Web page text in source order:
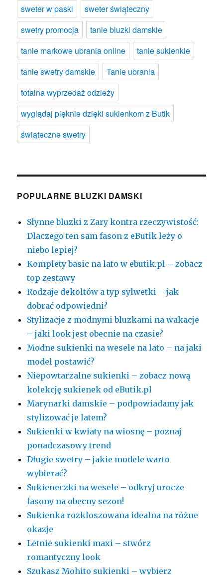
sweter w paski
sweter świąteczny
swetry promocja
tanie bluzki damskie
tanie markowe ubrania online
tanie sukienkie
tanie swetry damskie
Tanie ubrania
totalna wyprzedaż odzieży
wyglądaj pięknie dzięki sukienkom z Butik
świąteczne swetry
POPULARNE BLUZKI DAMSKI
Słynne bluzki z Zary kontra rzeczywistość:
Dlaczego ten sam fason z eButik leży o
niebo lepiej?
Komplety basic na lato w ebutik.pl – zobacz
top zestawy
Rodzaje dekoltów a typ sylwetki – jak
dobrać odpowiedni?
Stylizacje z modnymi bluzkami na wakacje
– jaki look jest obecnie na czasie?
Modne sukienki na wesele na lato – na jaki
model postawić?
Niepowtarzalne sukienki – zobacz nową
kolekcję sukienek od eButik.pl
Marynarki damskie – podpowiadamy jak
stylizować je latem?
Sukienki w kwiaty na wiosnę – poznaj
ponadczasowy trend
Długie swetry – jakie modele warto
wybierać?
Sukieneczki na wesele – odkryj urocze
fasony na obecny sezon!
Sukienka rozkloszowana idealna na różne
okazje
Letnie sukienki maxi – stwórz
romantyczny look
Szukasz Mohito sukienki – wybierz